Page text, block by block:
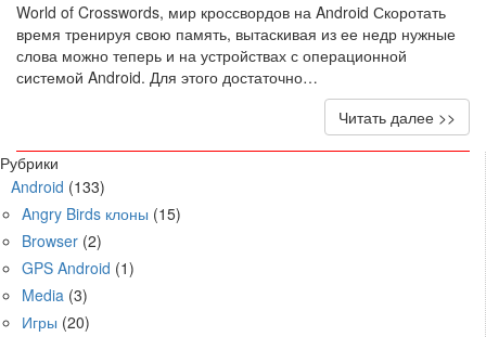
World of Crosswords, мир кроссвордов на Android Скоротать
время тренируя свою память, вытаскивая из ее недр нужные
слова можно теперь и на устройствах с операционной
системой Android. Для этого достаточно…
Читать далее >>
Рубрики
Android (133)
Angry Birds клоны (15)
Browser (2)
GPS Android (1)
Media (3)
Игры (20)